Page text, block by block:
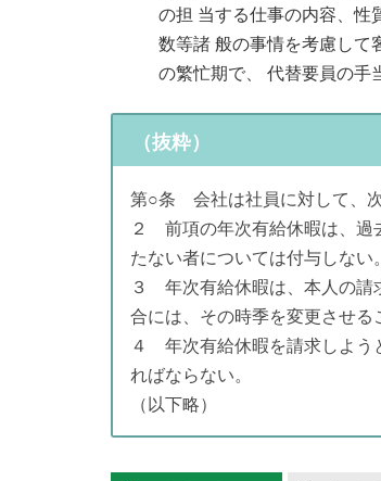
の担 当する仕事の内容、性
数等諸 般の事情を考慮して
の繁忙期で、 代替要員の手
（抜粋）
第○条 会社は社員に対して、
２ 前項の年次有給休暇は、過
たない者については付与しない。
３ 年次有給休暇は、本人の請
合には、その時季を変更させる
４ 年次有給休暇を請求しよう
ればならない。
（以下略）